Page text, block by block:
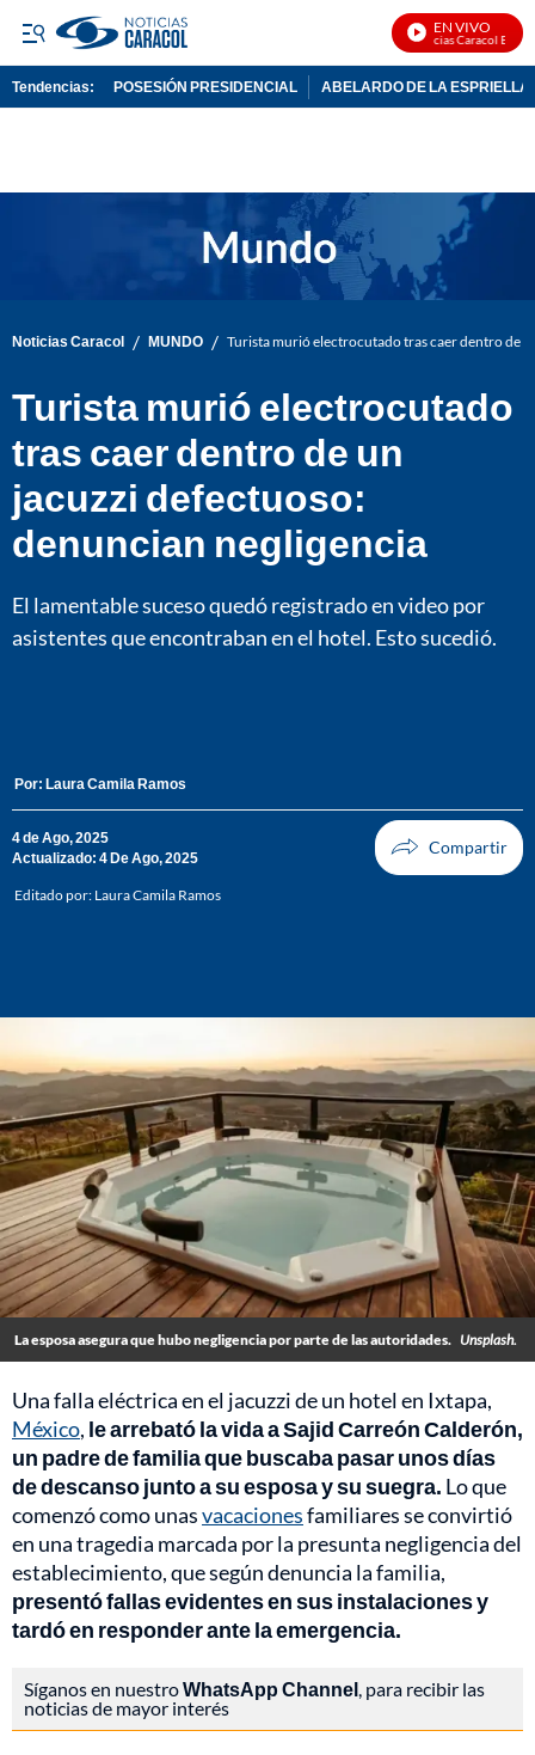
EN VIVO
Noticias Caracol En Vivo
Tendencias: POSESIÓN PRESIDENCIAL ABELARDO DE LA ESPRIELLA
Noticias Caracol / MUNDO / Turista murió electrocutado tras caer dentro de
Turista murió electrocutado
tras caer dentro de un
jacuzzi defectuoso:
denuncian negligencia
El lamentable suceso quedó registrado en video por
asistentes que encontraban en el hotel. Esto sucedió.
Por: Laura Camila Ramos
4 de Ago, 2025
Actualizado: 4 De Ago, 2025
Editado por: Laura Camila Ramos
La esposa asegura que hubo negligencia por parte de las autoridades. Unsplash.
Una falla eléctrica en el jacuzzi de un hotel en Ixtapa,
México, le arrebató la vida a Sajid Carreón Calderón,
un padre de familia que buscaba pasar unos días
de descanso junto a su esposa y su suegra. Lo que
comenzó como unasvacacionesfamiliares se convirtió
en una tragedia marcada por la presunta negligencia del
establecimiento, que según denuncia la familia,
presentó fallas evidentes en sus instalaciones y
tardó en responder ante la emergencia.
Síganos en nuestroWhatsApp Channel, para recibir las
noticias de mayor interés